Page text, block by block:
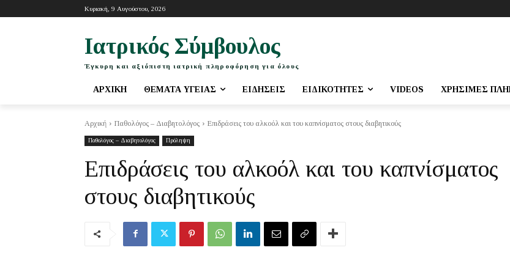
Κυριακή, 9 Αυγούστου, 2026
Ιατρικός Σύμβουλος
Έγκυρη και αξιόπιστη ιατρική πληροφόρηση για όλους
ΑΡΧΙΚΉ ΘΈΜΑΤΑ ΥΓΕΊΑΣ ΕΙΔΉΣΕΙΣ ΕΙΔΙΚΌΤΗΤΕΣ VIDEOS ΧΡΉΣΙΜΕΣ
Αρχική Παθολόγος – Διαβητολόγος Επιδράσεις του αλκοόλ και του καπνίσματος στους διαβητικούς
Παθολόγος – Διαβητολόγος Πρόληψη
Επιδράσεις του αλκοόλ και του καπνίσματος
στους διαβητικούς